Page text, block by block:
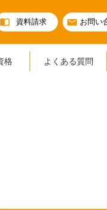
資料請求 お問い
格 よくある質問